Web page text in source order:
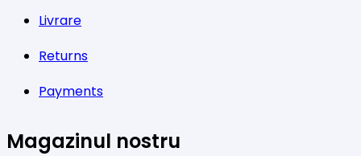
Livrare
Returns
Payments
Magazinul nostru